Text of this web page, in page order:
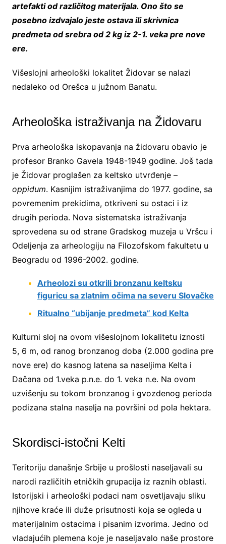
artefakti od različitog materijala. Ono što se
posebno izdvajalo jeste ostava ili skrivnica
predmeta od srebra od 2 kg iz 2-1. veka pre nove
ere.
Višeslojni arheološki lokalitet Židovar se nalazi
nedaleko od Orešca u južnom Banatu.
Arheološka istraživanja na Židovaru
Prva arheološka iskopavanja na židovaru obavio je
profesor Branko Gavela 1948-1949 godine. Još tada
je Židovar proglašen za keltsko utvrđenje –
oppidum. Kasnijim istraživanjima do 1977. godine, sa
povremenim prekidima, otkriveni su ostaci i iz
drugih perioda. Nova sistematska istraživanja
sprovedena su od strane Gradskog muzeja u Vršcu i
Odeljenja za arheologiju na Filozofskom fakultetu u
Beogradu od 1996-2002. godine.
Arheolozi su otkrili bronzanu keltsku
figuricu sa zlatnim očima na severu Slovačke
Ritualno “ubijanje predmeta” kod Kelta
Kulturni sloj na ovom višeslojnom lokalitetu iznosti
5, 6 m, od ranog bronzanog doba (2.000 godina pre
nove ere) do kasnog latena sa naseljima Kelta i
Dačana od 1.veka p.n.e. do 1. veka n.e. Na ovom
uzvišenju su tokom bronzanog i gvozdenog perioda
podizana stalna naselja na površini od pola hektara.
Skordisci-istočni Kelti
Teritoriju današnje Srbije u prošlosti naseljavali su
narodi različitih etničkih grupacija iz raznih oblasti.
Istorijski i arheološki podaci nam osvetljavaju sliku
njihove kraće ili duže prisutnosti koja se ogleda u
materijalnim ostacima i pisanim izvorima. Jedno od
vladajućih plemena koje je naseljavalo naše prostore